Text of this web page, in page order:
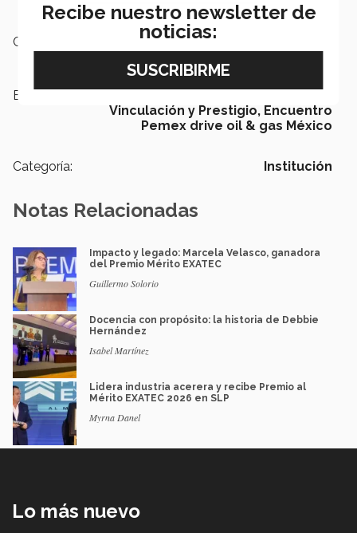
Campus:
Etiquetas:
Vinculación y Prestigio, Encuentro
Pemex drive oil & gas México
Categoría: Institución
Notas Relacionadas
Impacto y legado: Marcela Velasco, ganadora
del Premio Mérito EXATEC
Guillermo Solorio
Docencia con propósito: la historia de Debbie
Hernández
Isabel Martínez
Lidera industria acerera y recibe Premio al
Mérito EXATEC 2026 en SLP
Myrna Danel
Lo más nuevo
Recibe nuestro newsletter de
noticias: